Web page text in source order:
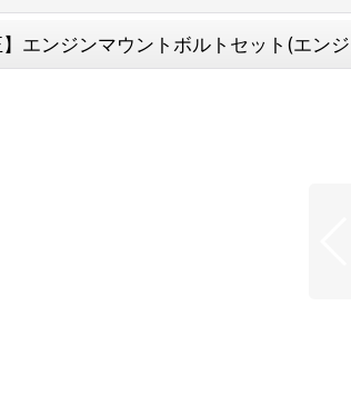
】エンジンマウントボルトセット(エン